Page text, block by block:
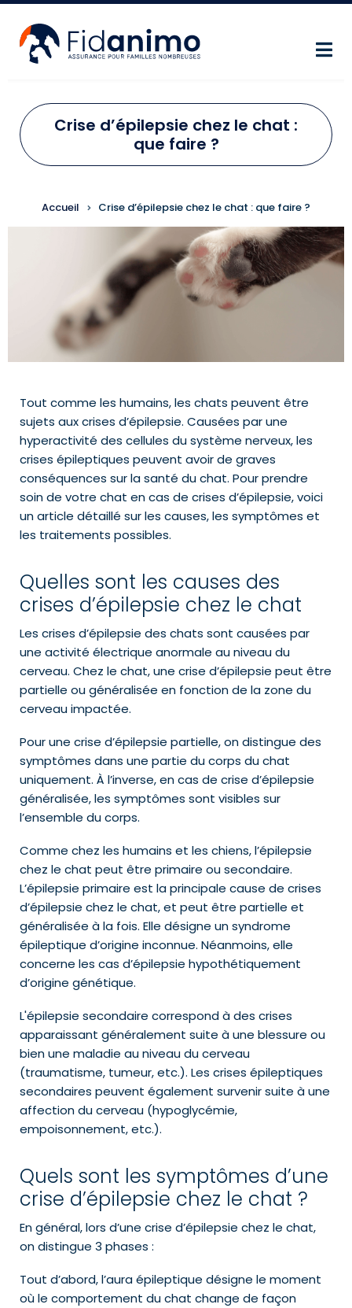
Aller au contenu principal
Crise d’épilepsie chez le chat :
que faire ?
FIL D'ARIANE
Accueil Crise d’épilepsie chez le chat : que faire ?
Tout comme les humains, les chats peuvent être
sujets aux crises d’épilepsie. Causées par une
hyperactivité des cellules du système nerveux, les
crises épileptiques peuvent avoir de graves
conséquences sur la santé du chat. Pour prendre
soin de votre chat en cas de crises d’épilepsie, voici
un article détaillé sur les causes, les symptômes et
les traitements possibles.
Quelles sont les causes des
crises d’épilepsie chez le chat
Les crises d’épilepsie des chats sont causées par
une activité électrique anormale au niveau du
cerveau. Chez le chat, une crise d’épilepsie peut être
partielle ou généralisée en fonction de la zone du
cerveau impactée.
Pour une crise d’épilepsie partielle, on distingue des
symptômes dans une partie du corps du chat
uniquement. À l’inverse, en cas de crise d’épilepsie
généralisée, les symptômes sont visibles sur
l’ensemble du corps.
Comme chez les humains et les chiens, l’épilepsie
chez le chat peut être primaire ou secondaire.
L’épilepsie primaire est la principale cause de crises
d’épilepsie chez le chat, et peut être partielle et
généralisée à la fois. Elle désigne un syndrome
épileptique d’origine inconnue. Néanmoins, elle
concerne les cas d’épilepsie hypothétiquement
d’origine génétique.
L'épilepsie secondaire correspond à des crises
apparaissant généralement suite à une blessure ou
bien une maladie au niveau du cerveau
(traumatisme, tumeur, etc.). Les crises épileptiques
secondaires peuvent également survenir suite à une
affection du cerveau (hypoglycémie,
empoisonnement, etc.).
Quels sont les symptômes d’une
crise d’épilepsie chez le chat ?
En général, lors d’une crise d’épilepsie chez le chat,
on distingue 3 phases :
Tout d’abord, l’aura épileptique désigne le moment
où le comportement du chat change de façon